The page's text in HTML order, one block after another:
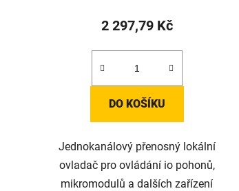
2 297,79 Kč
DO KOŠÍKU
Jednokanálový přenosný lokální
ovladač pro ovládání io pohonů,
mikromodulů a dalších zařízení